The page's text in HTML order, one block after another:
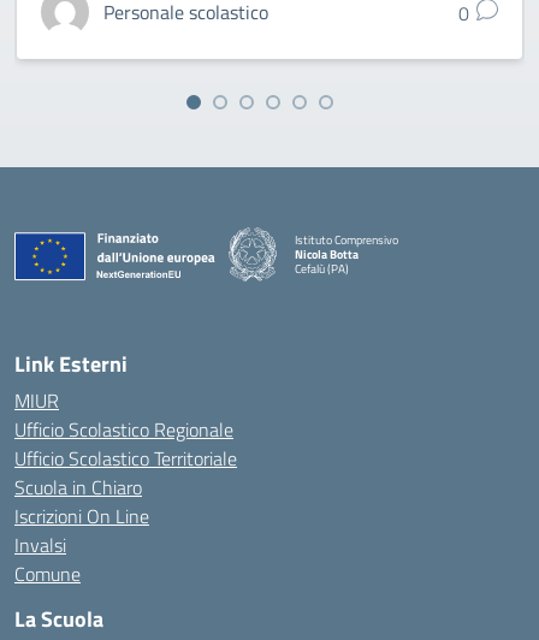
Personale scolastico 0
Istituto Comprensivo
Nicola Botta
Cefalù (PA)
Link Esterni
MIUR
Ufficio Scolastico Regionale
Ufficio Scolastico Territoriale
Scuola in Chiaro
Iscrizioni On Line
Invalsi
Comune
La Scuola